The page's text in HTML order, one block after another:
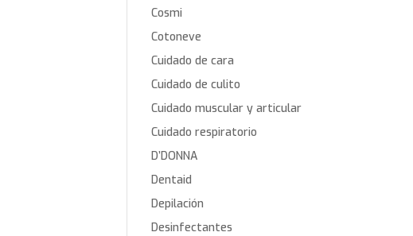
Cosmi
Cotoneve
Cuidado de cara
Cuidado de culito
Cuidado muscular y articular
Cuidado respiratorio
D’DONNA
Dentaid
Depilación
Desinfectantes